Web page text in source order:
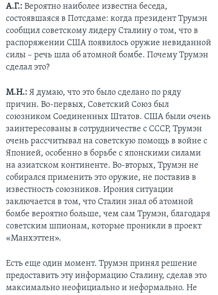
А.Г.: Вероятно наиболее известна беседа,
состоявшаяся в Потсдаме: когда президент Трумэн
сообщил советскому лидеру Сталину о том, что в
распоряжении США появилось оружие невиданной
силы – речь шла об атомной бомбе. Почему Трумэн
сделал это?
М.Н.: Я думаю, что это было сделано по ряду
причин. Во-первых, Советский Союз был
союзником Соединенных Штатов. США были очень
заинтересованы в сотрудничестве с СССР, Трумэн
очень рассчитывал на советскую помощь в войне с
Японией, особенно в борьбе с японскими силами
на азиатском континенте. Во-вторых, Трумэн не
собирался применить это оружие, не поставив в
известность союзников. Ирония ситуации
заключается в том, что Сталин знал об атомной
бомбе вероятно больше, чем сам Трумэн, благодаря
советским шпионам, которые проникли в проект
«Манхэттен».
Есть еще один момент. Трумэн принял решение
предоставить эту информацию Сталину, сделав это
максимально неофициально и неформально. Не